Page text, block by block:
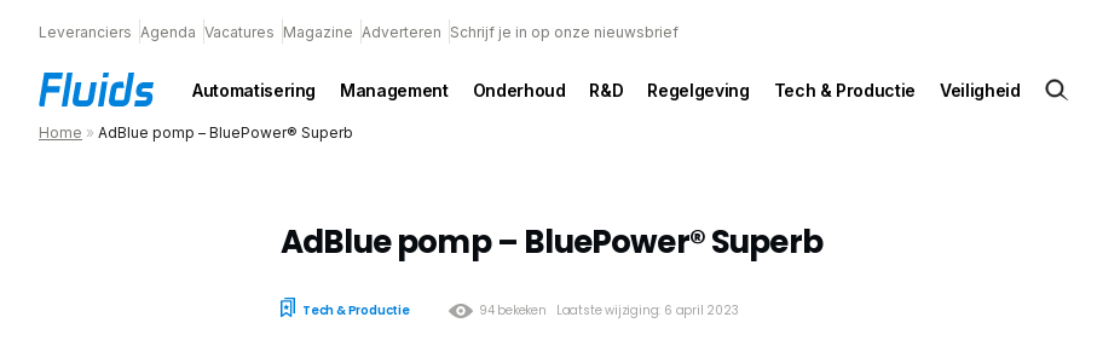
Leveranciers Agenda Vacatures Magazine Adverteren Schrijf je in op onze nieuwsbrief
Automatisering Management Onderhoud R&D Regelgeving Tech & Productie Veiligheid
Home » AdBlue pomp – BluePower® Superb
AdBlue pomp – BluePower® Superb
Tech & Productie 94 bekeken Laatste wijziging: 6 april 2023